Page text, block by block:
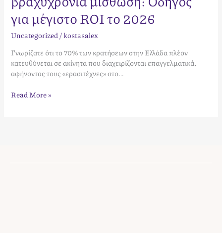
για μέγιστο ROI το 2026
Uncategorized/kostasalex
Γνωρίζατε ότι το 70% των κρατήσεων στην Ελλάδα πλέον
κατευθύνεται σε ακίνητα που διαχειρίζονται επαγγελματικά,
αφήνοντας τους «ερασιτέχνες» στο…
Read More »